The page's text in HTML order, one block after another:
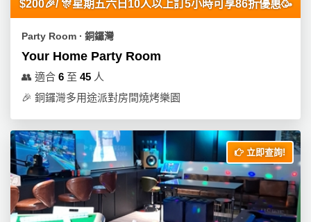
$200🎉/ 🎊星期五六日10人以上訂5小時可享86折優惠🥳
Party Room ∙ 銅鑼灣
Your Home Party Room
👥 適合 6 至 45 人
🎉 銅鑼灣多用途派對房間燒烤樂園
立即查詢!